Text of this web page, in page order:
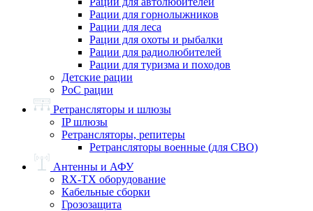
Рации для горнолыжников
Рации для леса
Рации для охоты и рыбалки
Рации для радиолюбителей
Рации для туризма и походов
Детские рации
PoC рации
Ретрансляторы и шлюзы
IP шлюзы
Ретрансляторы, репитеры
Ретрансляторы военные (для СВО)
Антенны и АФУ
RX-TX оборудование
Кабельные сборки
Грозозащита